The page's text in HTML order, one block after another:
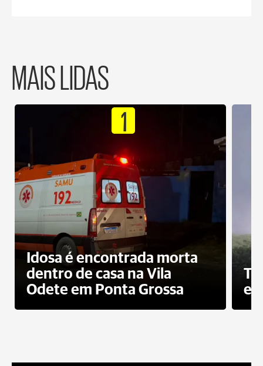
MAIS LIDAS
1
Idosa é encontrada morta
dentro de casa na Vila
Odete em Ponta Grossa
e